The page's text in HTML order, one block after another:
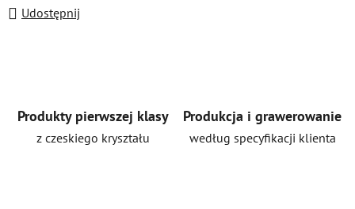
Udostępnij
Produkty pierwszej klasy
z czeskiego kryształu
Produkcja i grawerowanie
według specyfikacji klienta